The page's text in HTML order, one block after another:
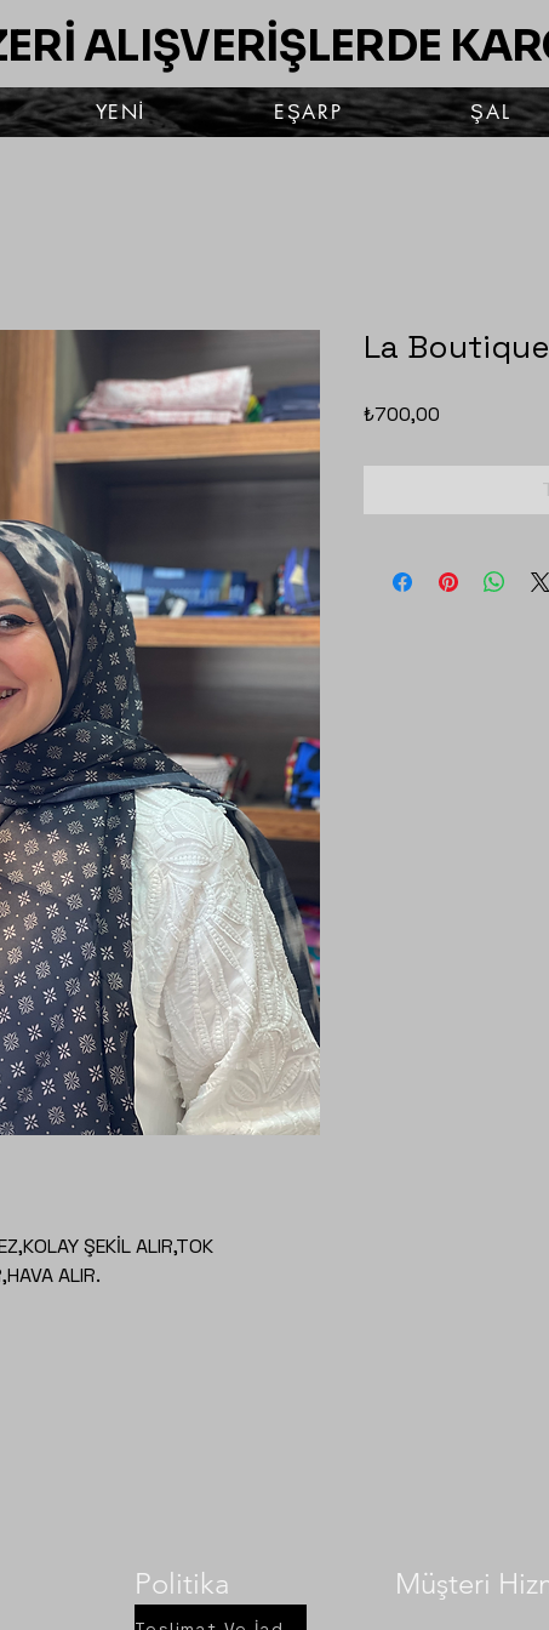
ALIŞVERİŞLERDE
YENİ EŞARP ŞAL
ŞEKİL ALIR,TOK
ALIR.
La
₺700,00
Politika Müşteri